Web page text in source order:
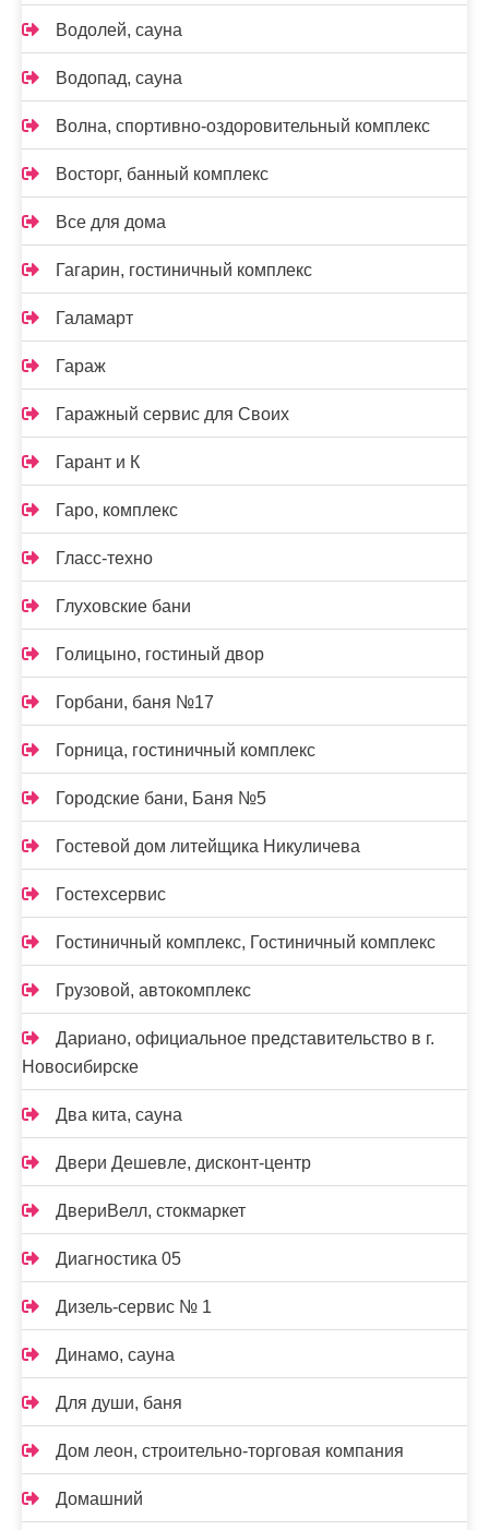
Водолей, сауна
Водопад, сауна
Волна, спортивно-оздоровительный комплекс
Восторг, банный комплекс
Все для дома
Гагарин, гостиничный комплекс
Галамарт
Гараж
Гаражный сервис для Своих
Гарант и К
Гаро, комплекс
Гласс-техно
Глуховские бани
Голицыно, гостиный двор
Горбани, баня №17
Горница, гостиничный комплекс
Городские бани, Баня №5
Гостевой дом литейщика Никуличева
Гостехсервис
Гостиничный комплекс, Гостиничный комплекс
Грузовой, автокомплекс
Дариано, официальное представительство в г.
Новосибирске
Два кита, сауна
Двери Дешевле, дисконт-центр
ДвериВелл, стокмаркет
Диагностика 05
Дизель-сервис № 1
Динамо, сауна
Для души, баня
Дом леон, строительно-торговая компания
Домашний